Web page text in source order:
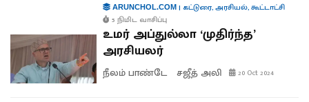
ARUNCHOL.COM| கட்டுரை,அரசியல்,கூட்டாட்சி
5 நிமிட வாசிப்பு
உமர் அப்துல்லா ‘முதிர்ந்த’
அரசியலர்
நீலம் பாண்டே சஜீத் அலி 20 Oct 2024